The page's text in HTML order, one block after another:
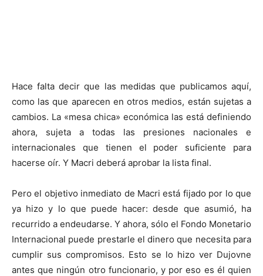
Hace falta decir que las medidas que publicamos aquí,
como las que aparecen en otros medios, están sujetas a
cambios. La «mesa chica» económica las está definiendo
ahora, sujeta a todas las presiones nacionales e
internacionales que tienen el poder suficiente para
hacerse oír. Y Macri deberá aprobar la lista final.
Pero el objetivo inmediato de Macri está fijado por lo que
ya hizo y lo que puede hacer: desde que asumió, ha
recurrido a endeudarse. Y ahora, sólo el Fondo Monetario
Internacional puede prestarle el dinero que necesita para
cumplir sus compromisos. Esto se lo hizo ver Dujovne
antes que ningún otro funcionario, y por eso es él quien